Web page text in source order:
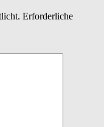
Erforderliche